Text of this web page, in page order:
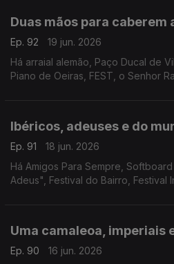
Duas mãos para caberem
Ep. 92
19 jun. 2026
Há arraial alemão, Paço Ducal de
Piano de Oeiras, FEST, o Senhor
Ibéricos, adeuses e do
Ep. 91
18 jun. 2026
Há Amigos Para Sempre,
Adeus", Festival do Bairro, Festival
Uma camaleoa, imperiais
Ep. 90
16 jun. 2026